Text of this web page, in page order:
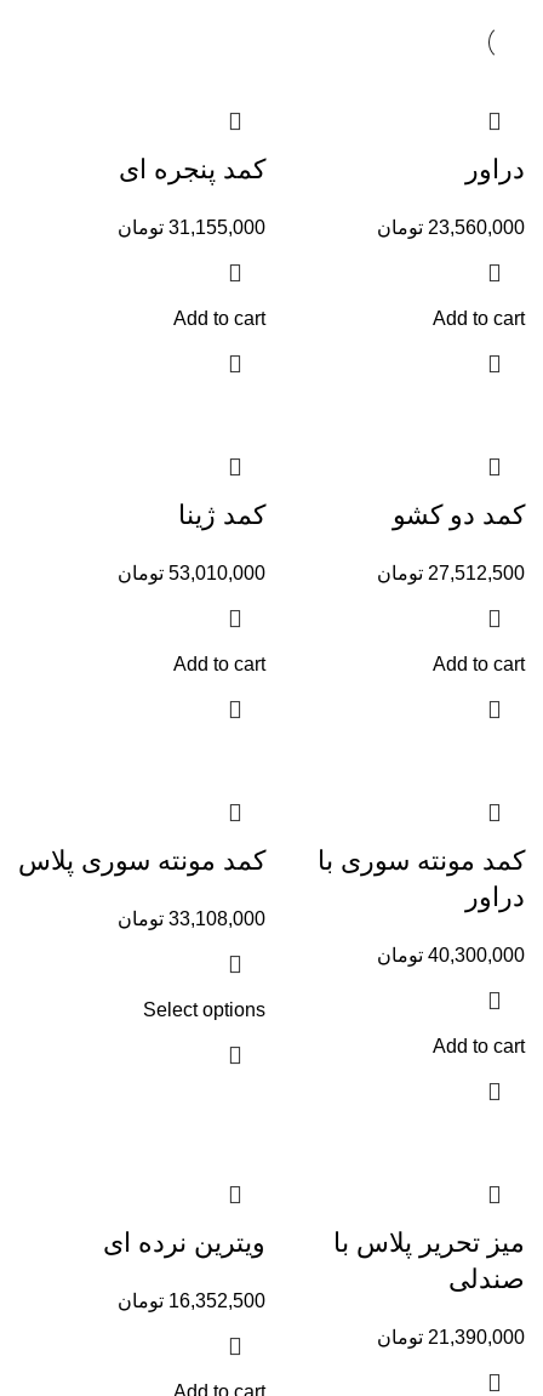
دراور
23,560,000 تومان
Add to cart
کمد پنجره ای
31,155,000 تومان
Add to cart
کمد دو کشو
27,512,500 تومان
Add to cart
کمد ژینا
53,010,000 تومان
Add to cart
کمد مونته سوری با
دراور
40,300,000 تومان
Add to cart
کمد مونته سوری پلاس
33,108,000 تومان
Select options
میز تحریر پلاس با
صندلی
21,390,000 تومان
ویترین نرده ای
16,352,500 تومان